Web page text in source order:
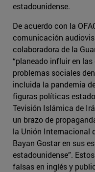
estadounidense.
De acuerdo con la
comunicación
colaboradora de la
“planeado influir en
problemas sociales
incluida la pandemia
figuras políticas
Tevisión Islámica de
un brazo de
la Unión Internacional
Bayan Gostar en sus
estadounidense”.
falsas en inglés y